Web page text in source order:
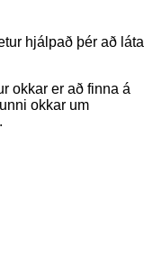
hjálpað þér að láta
okkar er að finna á
okkar um